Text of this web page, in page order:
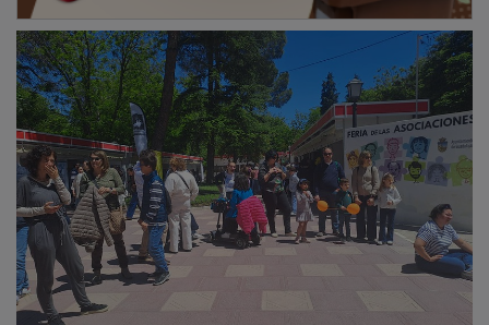
que han hecho posible el éxito de esta jornada y el
crecimiento sostenido de la feria.
Una programación que continúa
La X Feria de las Asociaciones continuará mañana
domingo, hasta las 14 horas, con una intensa
programación que incluye nuevas actividades, talleres,
exhibiciones y propuestas para toda la familia,
contando una vez más con la retransmisión en directo
de Radio Arrebato que pone voz a todas las
asociaciones para que presenten sus diferentes
proyectos.